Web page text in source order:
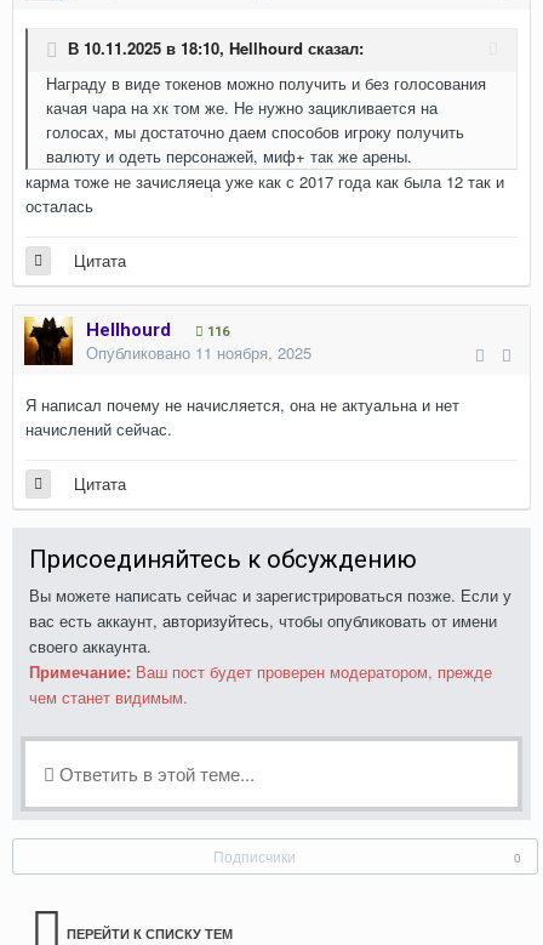
В 10.11.2025 в 18:10, Hellhourd сказал:
Награду в виде токенов можно получить и без голосования
качая чара на хк том же. Не нужно зацикливается на
голосах, мы достаточно даем способов игроку получить
валюту и одеть персонажей, миф+ так же арены.
карма тоже не зачисляеца уже как с 2017 года как была 12 так и
осталась
Цитата
Hellhourd 116
Опубликовано 11 ноября, 2025
Я написал почему не начисляется, она не актуальна и нет
начислений сейчас.
Цитата
Присоединяйтесь к обсуждению
Вы можете написать сейчас и зарегистрироваться позже. Если у
вас есть аккаунт, авторизуйтесь, чтобы опубликовать от имени
своего аккаунта.
Примечание: Ваш пост будет проверен модератором, прежде
чем станет видимым.
Ответить в этой теме...
Подписчики 0
ПЕРЕЙТИ К СПИСКУ ТЕМ